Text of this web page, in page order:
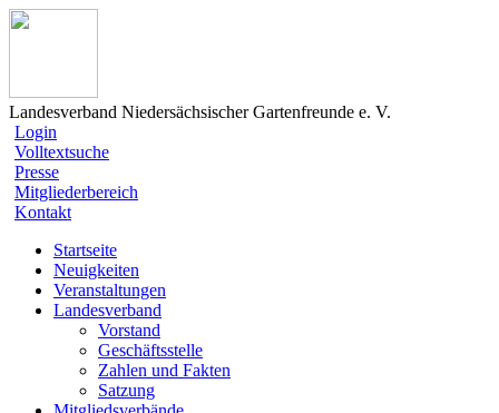
Landesverband Niedersächsischer Gartenfreunde e. V.
Login
Volltextsuche
Presse
Mitgliederbereich
Kontakt
Startseite
Neuigkeiten
Veranstaltungen
Landesverband
Vorstand
Geschäftsstelle
Zahlen und Fakten
Satzung